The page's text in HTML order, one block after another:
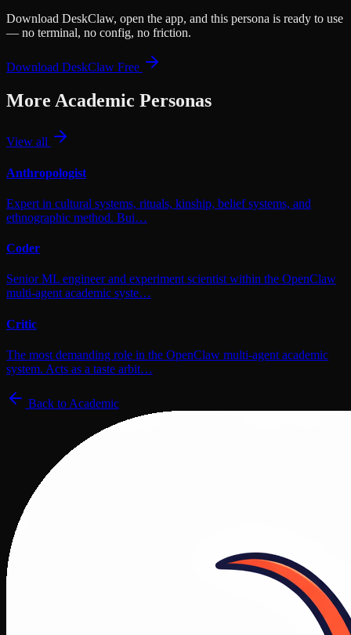
Download DeskClaw, open the app, and this persona is ready to use
— no terminal, no config, no friction.
Download DeskClaw Free
More Academic Personas
View all
Anthropologist
Expert in cultural systems, rituals, kinship, belief systems, and
ethnographic method. Bui…
Coder
Senior ML engineer and experiment scientist within the OpenClaw
multi-agent academic syste…
Critic
The most demanding role in the OpenClaw multi-agent academic
system. Acts as a taste arbit…
Back to Academic